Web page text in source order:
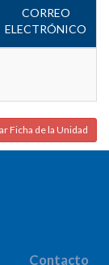
CORREO
ELECTRÓNICO
Ficha de la Unidad
Contacto